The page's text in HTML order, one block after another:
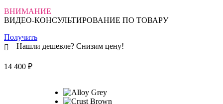
ВНИМАНИЕ
ВИДЕО-КОНСУЛЬТИРОВАНИЕ ПО ТОВАРУ
Получить
Нашли дешевле? Снизим цену!
14 400 ₽